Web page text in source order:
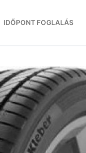
IDŐPONT FOGLALÁS